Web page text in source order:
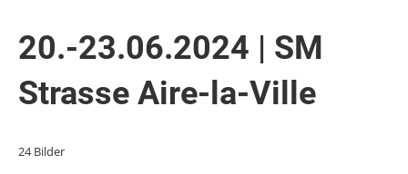
20.-23.06.2024 | SM
Strasse Aire-la-Ville
24 Bilder